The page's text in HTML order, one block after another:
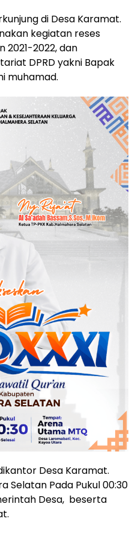
di Desa Karamat.
kegiatan reses
2021-2022, dan
DPRD yakni Bapak
muhamad.
Desa Karamat.
Selatan Pada Pukul 00:30
Desa, beserta